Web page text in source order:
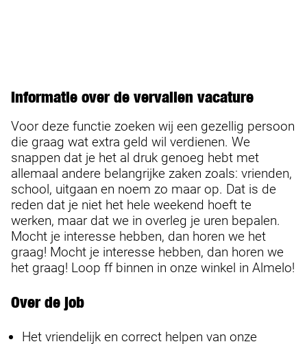
Informatie over de vervallen vacature
Voor deze functie zoeken wij een gezellig persoon
die graag wat extra geld wil verdienen. We
snappen dat je het al druk genoeg hebt met
allemaal andere belangrijke zaken zoals: vrienden,
school, uitgaan en noem zo maar op. Dat is de
reden dat je niet het hele weekend hoeft te
werken, maar dat we in overleg je uren bepalen.
Mocht je interesse hebben, dan horen we het
graag! Mocht je interesse hebben, dan horen we
het graag! Loop ff binnen in onze winkel in Almelo!
Over de job
Het vriendelijk en correct helpen van onze